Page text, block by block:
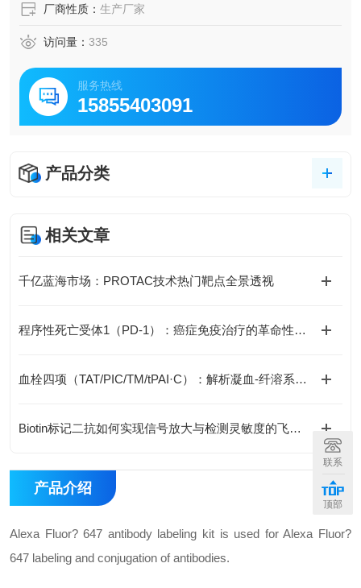
厂商性质： 生产厂家
访问量： 335
服务热线
15855403091
产品分类
相关文章
千亿蓝海市场：PROTAC技术热门靶点全景透视
程序性死亡受体1（PD-1）：癌症免疫治疗的革命性靶点
血栓四项（TAT/PIC/TM/tPAI·C）：解析凝血-纤溶系统的预警密码​​
Biotin标记二抗如何实现信号放大与检测灵敏度的飞跃？
产品介绍
Alexa Fluor? 647 antibody labeling kit is used for Alexa Fluor?
647 labeling and conjugation of antibodies.
联系
顶部